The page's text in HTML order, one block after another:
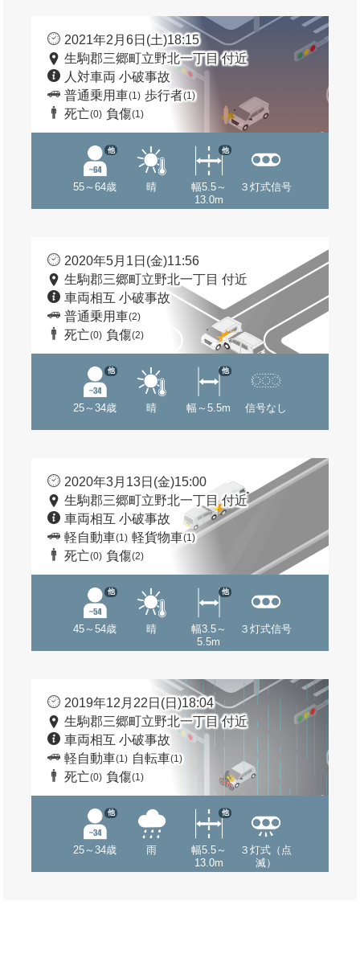
2021年2月6日(土)18:15
生駒郡三郷町立野北一丁目 付近
人対車両 小破事故
普通乗用車(1) 歩行者(1)
死亡(0) 負傷(1)
55～64歳
他
晴
幅5.5～
13.0m
他
３灯式信号
2020年5月1日(金)11:56
生駒郡三郷町立野北一丁目 付近
車両相互 小破事故
普通乗用車(2)
死亡(0) 負傷(2)
25～34歳
他
晴 幅～5.5m
他
信号なし
2020年3月13日(金)15:00
生駒郡三郷町立野北一丁目 付近
車両相互 小破事故
軽自動車(1) 軽貨物車(1)
死亡(0) 負傷(2)
45～54歳
他
晴
幅3.5～
5.5m
他
３灯式信号
2019年12月22日(日)18:04
生駒郡三郷町立野北一丁目 付近
車両相互 小破事故
軽自動車(1) 自転車(1)
死亡(0) 負傷(1)
25～34歳
他
雨
幅5.5～
13.0m
他
３灯式（点
滅）